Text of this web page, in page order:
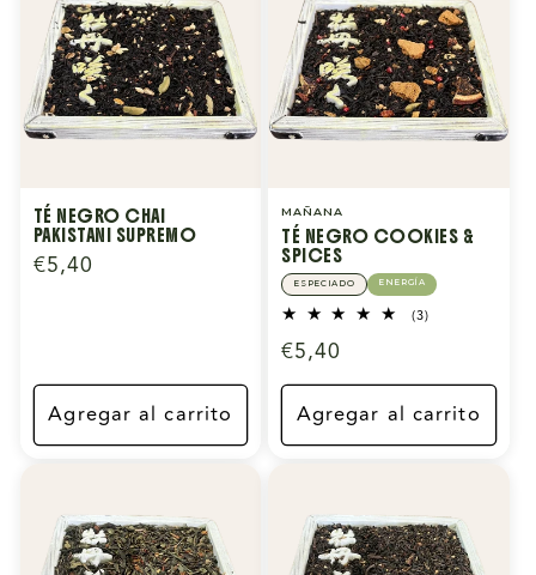
TÉ NEGRO CHAI
PAKISTANI SUPREMO
Precio
€5,40
Agregar al carrito
MAÑANA
TÉ NEGRO COOKIES &
SPICES
ESPECIADO ENERGÍA
(3)3
Precio
habitual
€5,40
Agregar al carrito